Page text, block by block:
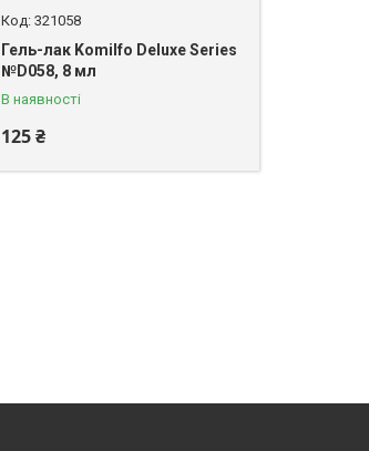
321058
Гель-лак Komilfo Deluxe Series
№D058, 8 мл
В наявності
125 ₴